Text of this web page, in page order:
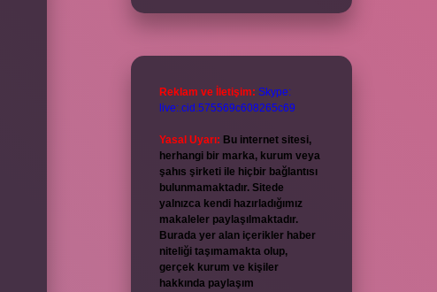
Reklam ve İletişim: Skype:
live:.cid.575569c608265c69
Yasal Uyarı: Bu internet sitesi,
herhangi bir marka, kurum veya
şahıs şirketi ile hiçbir bağlantısı
bulunmamaktadır. Sitede
yalnızca kendi hazırladığımız
makaleler paylaşılmaktadır.
Burada yer alan içerikler haber
niteliği taşımamakta olup,
gerçek kurum ve kişiler
hakkında paylaşım